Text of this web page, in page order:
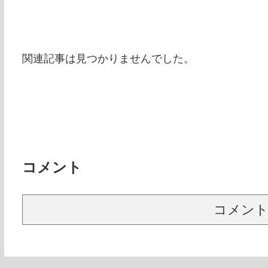
関連記事は見つかりませんでした。
コメント
コメン